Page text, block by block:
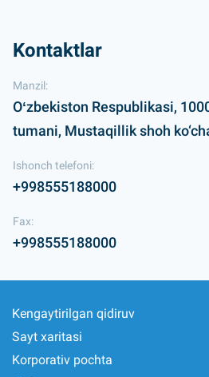
Kontaktlar
Manzil:
Oʻzbekiston Respublikasi,
tumani, Mustaqillik shoh
Ishonch telefoni:
+998555188000
Fax:
+998555188000
Kengaytirilgan qidiruv
Sayt xaritasi
Korporativ pochta